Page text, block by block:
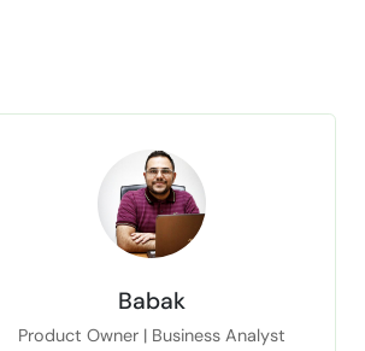
Babak
Product Owner | Business Analyst